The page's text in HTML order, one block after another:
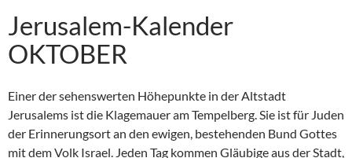
Jerusalem-Kalender
OKTOBER
Einer der sehenswerten Höhepunkte in der Altstadt
Jerusalems ist die Klagemauer am Tempelberg. Sie ist für Juden
der Erinnerungsort an den ewigen, bestehenden Bund Gottes
mit dem Volk Israel. Jeden Tag kommen Gläubige aus der Stadt,